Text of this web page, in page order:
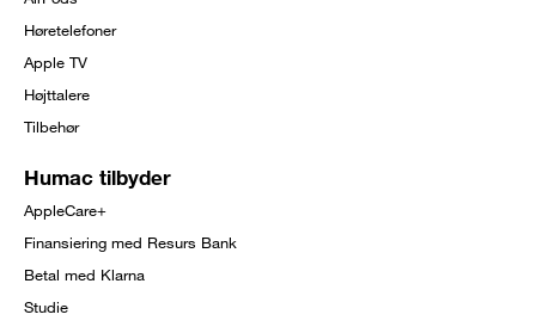
Høretelefoner
Apple TV
Højttalere
Tilbehør
Humac tilbyder
AppleCare+
Finansiering med Resurs Bank
Betal med Klarna
Studie